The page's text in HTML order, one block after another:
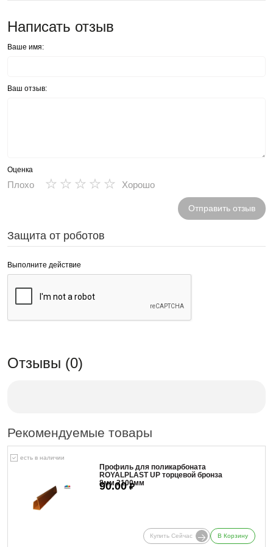
Написать отзыв
Ваше имя:
Ваш отзыв:
Оценка
Плохо ★
★
★
★
★ Хорошо
Отправить отзыв
Защита от роботов
Выполните действие
Отзывы (0)
Рекомендуемые товары
есть в наличии
Профиль для поликарбоната
ROYALPLAST UP торцевой бронза
8мм 2100мм
90.00₽
Купить Сейчас В Корзину